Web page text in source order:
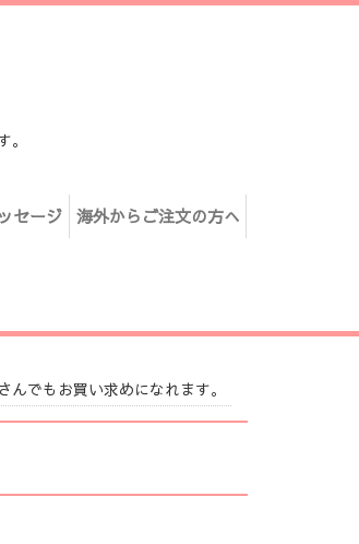
セージ 海外からご注文の方へ
でもお買い求めになれます。